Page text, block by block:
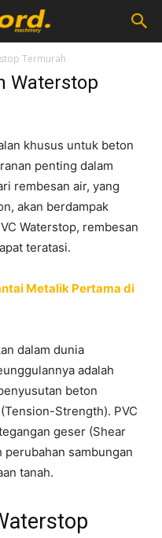
Termurah
Waterstop
khusus untuk beton
penting dalam
rembesan air, yang
akan berdampak
Waterstop, rembesan
teratasi.
Metalik Pertama di
dalam dunia
adalah
beton
Strength). PVC
geser (Shear
sambungan
tanah.